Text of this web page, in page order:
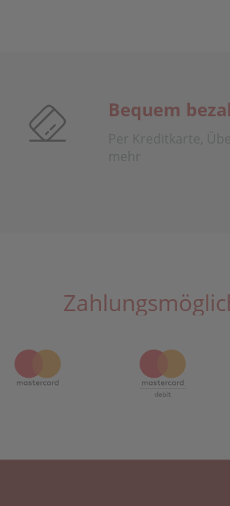
Bequem
Per Kreditkarte,
mehr